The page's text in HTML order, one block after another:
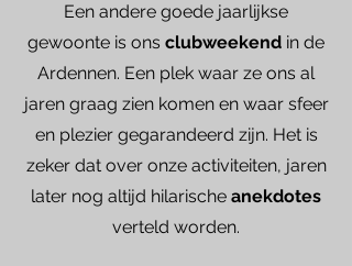
Een andere goede jaarlijkse
gewoonte is ons clubweekend in de
Ardennen. Een plek waar ze ons al
jaren graag zien komen en waar sfeer
en plezier gegarandeerd zijn. Het is
zeker dat over onze activiteiten, jaren
later nog altijd hilarische anekdotes
verteld worden.